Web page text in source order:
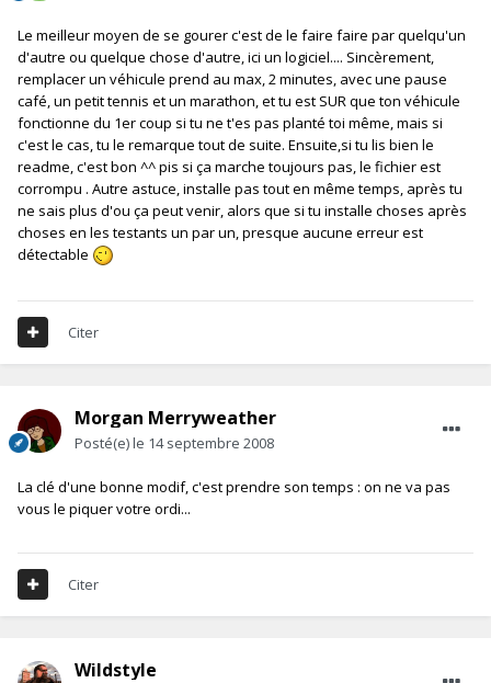
Le meilleur moyen de se gourer c'est de le faire faire par quelqu'un
d'autre ou quelque chose d'autre, ici un logiciel.... Sincèrement,
remplacer un véhicule prend au max, 2 minutes, avec une pause
café, un petit tennis et un marathon, et tu est SUR que ton véhicule
fonctionne du 1er coup si tu ne t'es pas planté toi même, mais si
c'est le cas, tu le remarque tout de suite. Ensuite,si tu lis bien le
readme, c'est bon ^^ pis si ça marche toujours pas, le fichier est
corrompu . Autre astuce, installe pas tout en même temps, après tu
ne sais plus d'ou ça peut venir, alors que si tu installe choses après
choses en les testants un par un, presque aucune erreur est
détectable
Citer
Morgan Merryweather
Posté(e)le 14 septembre 2008
La clé d'une bonne modif, c'est prendre son temps : on ne va pas
vous le piquer votre ordi...
Citer
Wildstyle